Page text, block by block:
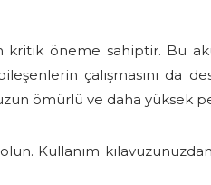
kritik öneme sahiptir. Bu
çalışmasını da
ömürlü ve daha yüksek
Kullanım